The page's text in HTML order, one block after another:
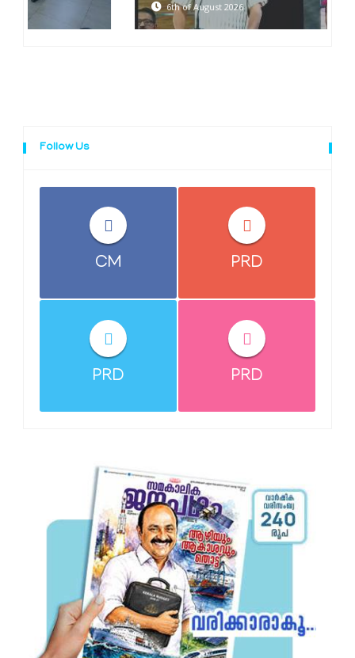
6th of August 2026
Follow Us
CM PRD
PRD PRD